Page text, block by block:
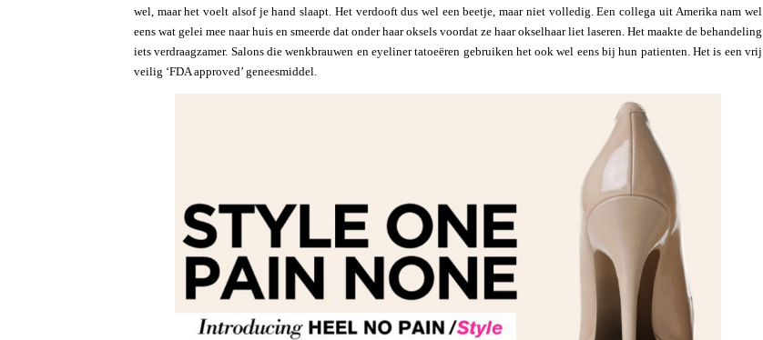
wel, maar het voelt alsof je hand slaapt. Het verdooft dus wel een beetje, maar niet volledig. Een collega uit Amerika nam wel
eens wat gelei mee naar huis en smeerde dat onder haar oksels voordat ze haar okselhaar liet laseren. Het maakte de behandeling
iets verdraagzamer. Salons die wenkbrauwen en eyeliner tatoeëren gebruiken het ook wel eens bij hun patienten. Het is een vrij
veilig ‘FDA approved’ geneesmiddel.